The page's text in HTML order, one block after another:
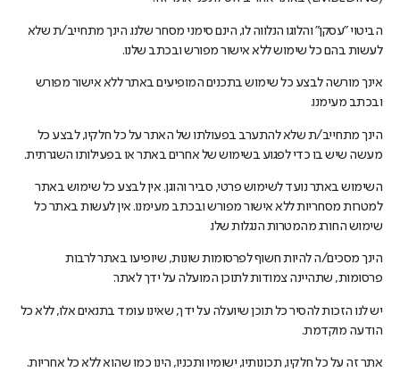
הביטוי "עסקן" והלוגו הנלווה לו, הינם סימני מסחר שלנו. הינך מתחייב/ת שלא
לעשות בהם כל שימוש ללא אישור מפורש ובכתב שלנו.
אינך מורשה לבצע כל שימוש בתכנים המופיעים באתר ללא אישור מפורש
ובכתב מעימנו.
הינך מתחייב/ת שלא להתערב בפעולתו של האתר על כל חלקיו, לבצע כל
מעשה שיש בו כדי לפגוע בשימוש של אחרים באתר או בפעילותו השגרתית.
השימוש באתר נועד לשימוש פרטי, סביר והוגן. אין לבצע כל שימוש באתר
למטרות מסחריות ללא אישור מפורש ובכתב מעימנו. אין לעשות באתר כל
שימוש החורג מהמטרות הנגלות שלו.
הינך מסכים/ה להיות חשוף לפרסומות שונות, שיופיעו באתר לרבות
פרסומות, שתהיינה צמודות לתוכן המועלה על ידך לאתר.
יש לנו הזכות להסיר כל תוכן שיועלה על ידך, שאינו עומד בתנאים אלו, ללא כל
הודעה מוקדמת.
אתר זה על כל חלקיו, תכונותיו, ישומיו ותכניו, הינו כמו שהוא ללא כל אחריות.